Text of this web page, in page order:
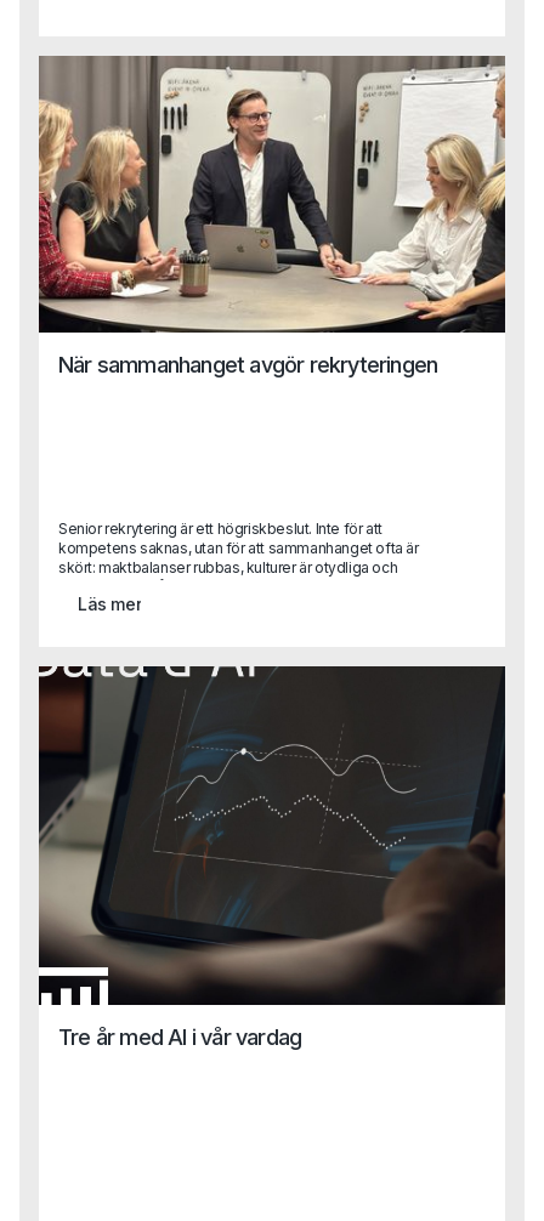
på Stratsys, blev det tydligt att finansfunktionen kan spela
en avgörande roll i just den typen av transformation. I
intervjun delar han sina erfarenheter från arbetet med att
ställa om affären, bygga en mer datadriven organisation
och utveckla CFO-rollen i ett växande SaaS-bolag.
När sammanhanget avgör rekryteringen
Senior rekrytering är ett högriskbeslut. Inte för att
kompetens saknas, utan för att sammanhanget ofta är
skört: maktbalanser rubbas, kulturer är otydliga och
konkreta lärdomar från uppdrag där employer branding,
sekundära.
Läs mer
Tre år med AI i vår vardag